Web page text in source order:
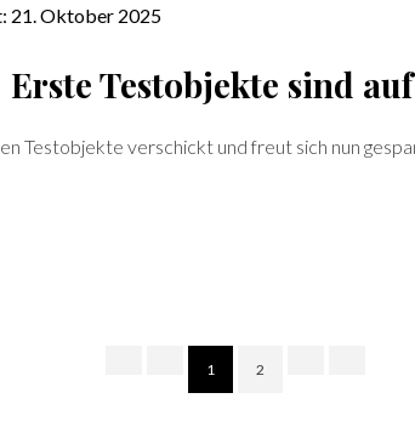
21. Oktober 2025
Erste Testobjekte sind
Testobjekte verschickt und freut sich nun
1 2